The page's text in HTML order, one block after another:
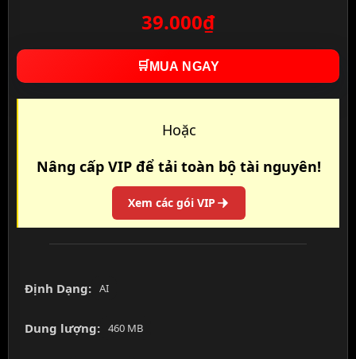
39.000₫
🛒 MUA NGAY
Hoặc
Nâng cấp VIP để tải toàn bộ tài nguyên!
Xem các gói VIP
Định Dạng: AI
Dung lượng: 460 MB